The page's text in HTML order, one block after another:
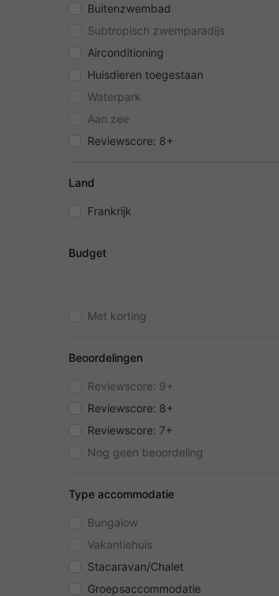
Buitenzwembad
Subtropisch zwemparadijs
Airconditioning
Huisdieren toegestaan
Waterpark
Aan zee
Reviewscore: 8+
Land
Frankrijk
Budget
Met korting
Beoordelingen
Reviewscore: 9+
Reviewscore: 8+
Reviewscore: 7+
Nog geen beoordeling
Type accommodatie
Bungalow
Vakantiehuis
Stacaravan/Chalet
Groepsaccommodatie